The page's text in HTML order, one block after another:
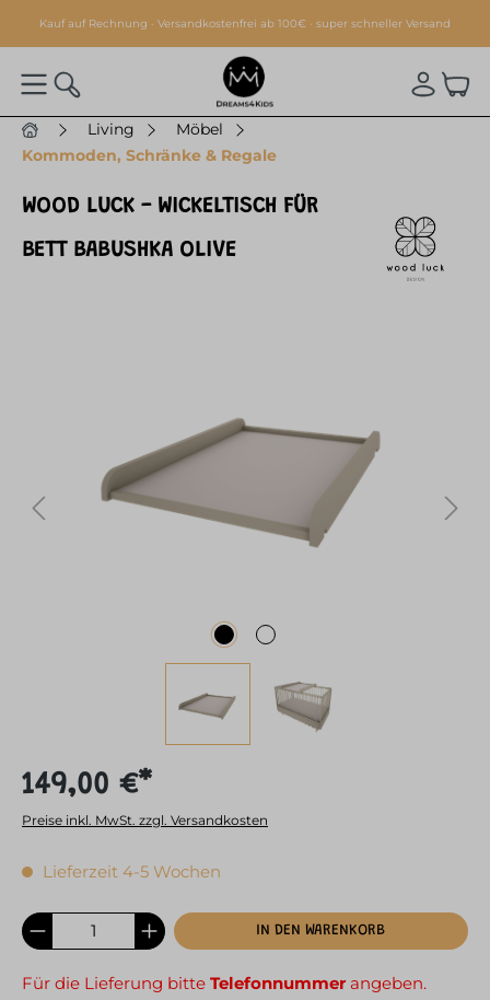
springen
Kauf auf Rechnung · Versandkostenfrei ab 100€ · super schneller Versand
Living
Möbel
Kommoden, Schränke & Regale
WOOD LUCK - WICKELTISCH FÜR
BETT BABUSHKA OLIVE
149,00 €*
Preise inkl. MwSt. zzgl. Versandkosten
Lieferzeit 4-5 Wochen
IN DEN WARENKORB
Für die Lieferung bitte Telefonnummer angeben.